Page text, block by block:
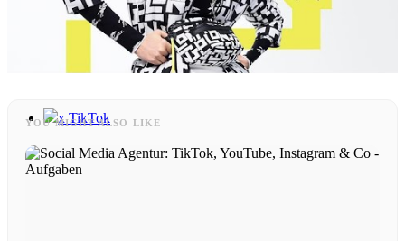
Contact
x TikTok
x YouTube
YOU MIGHT ALSO LIKE